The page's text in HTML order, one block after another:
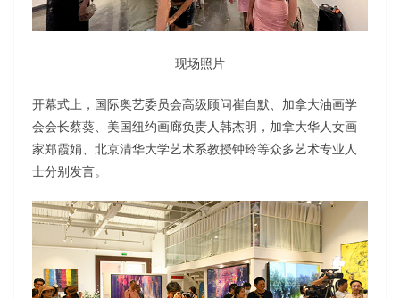
现场照片
开幕式上，国际奥艺委员会高级顾问崔自默、加拿大油画学
会会长蔡葵、美国纽约画廊负责人韩杰明，加拿大华人女画
家郑霞娟、北京清华大学艺术系教授钟玲等众多艺术专业人
士分别发言。